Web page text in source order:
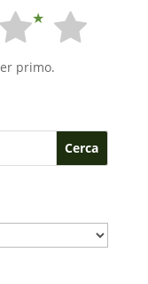
primo.
Cerca